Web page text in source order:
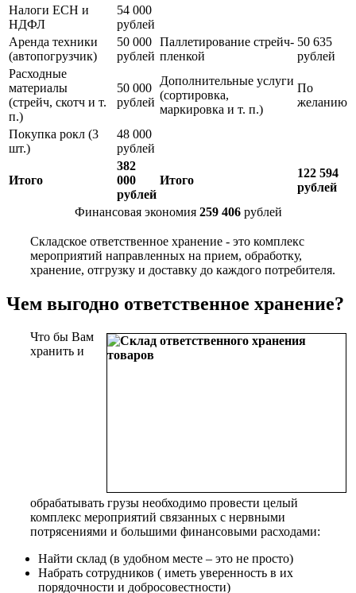
Налоги ЕСН и
НДФЛ
54 000
рублей
Аренда техники
(автопогрузчик)
50 000
рублей
Паллетирование стрейч-
пленкой
50 635
рублей
Расходные
материалы
(стрейч, скотч и т.
п.)
50 000
рублей
Дополнительные услуги
(сортировка,
маркировка и т. п.)
По
желанию
Покупка рокл (3
шт.)
48 000
рублей
Итого
382
000
рублей
Итого
122 594
рублей
Финансовая экономия 259 406рублей
Складское ответственное хранение - это комплекс
мероприятий направленных на прием, обработку,
хранение, отгрузку и доставку до каждого потребителя.
Чем выгодно ответственное хранение?
Что бы Вам
хранить и
обрабатывать грузы необходимо провести целый
комплекс мероприятий связанных с нервными
потрясениями и большими финансовыми расходами:
Найти склад (в удобном месте – это не просто)
Набрать сотрудников ( иметь уверенность в их
порядочности и добросовестности)